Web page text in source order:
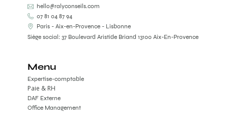
hello@ralyconseils.com
07 81 04 87 94
Paris - Aix-en-Provence - Lisbonne
Siège social: 37 Boulevard Aristide Briand 13100 Aix-En-Provence
Menu
Expertise-comptable
DAF Externe
Office Management
Paie & RH